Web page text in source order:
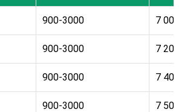
900-3000 7 000
900-3000 7 200
900-3000 7 400
900-3000 7 500